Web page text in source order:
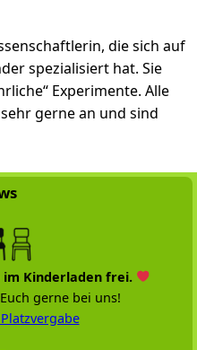
Kinderladen frei.
gerne bei uns!
die sich auf
spezialisiert hat. Sie
Experimente. Alle
gerne an und sind